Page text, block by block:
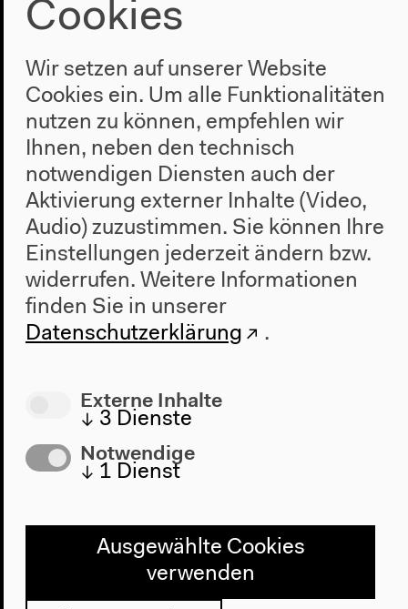
Die fünfte Wand (Englisch,
Deutsch)
Mit Mareike Bernien und Merle Kröger
Originalversion
25.03.2022
Mehr zum Audio
Confronting Logistics: Ports,
Migration, Encounters
Cookies
Wir setzen auf unserer Website
Cookies ein. Um alle Funktionalitäten
nutzen zu können, empfehlen wir
Ihnen, neben den technisch
notwendigen Diensten auch der
Aktivierung externer Inhalte (Video,
Audio) zuzustimmen. Sie können Ihre
Einstellungen jederzeit ändern bzw.
widerrufen. Weitere Informationen
finden Sie in unserer
Datenschutzerklärung
.
Externe Inhalte
↓ 3 Dienste
Notwendige
↓ 1 Dienst
Ausgewählte Cookies
verwenden